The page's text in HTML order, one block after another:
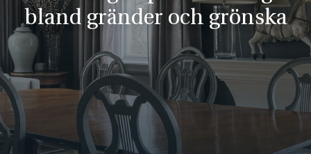
bland gränder och grönska